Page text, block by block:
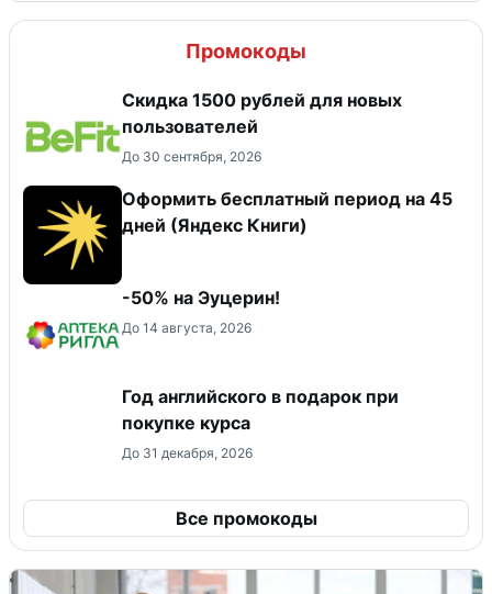
Промокоды
Скидка 1500 рублей для новых
пользователей
До 30 сентября, 2026
Оформить бесплатный период на 45
дней (Яндекс Книги)
-50% на Эуцерин!
До 14 августа, 2026
Год английского в подарок при
покупке курса
До 31 декабря, 2026
Все промокоды